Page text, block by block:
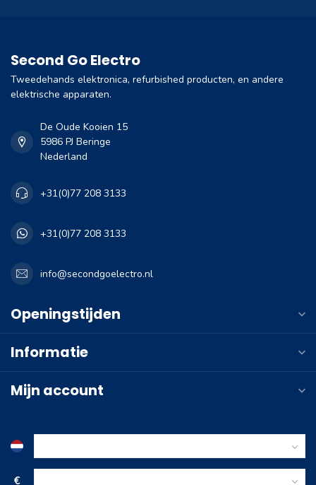
Second Go Electro
Tweedehands elektronica, refurbished producten, en andere
elektrische apparaten.
De Oude Kooien 15
5986 PJ Beringe
Nederland
+31(0)77 208 3133
+31(0)77 208 3133
info@secondgoelectro.nl
Openingstijden
Informatie
Mijn account
€